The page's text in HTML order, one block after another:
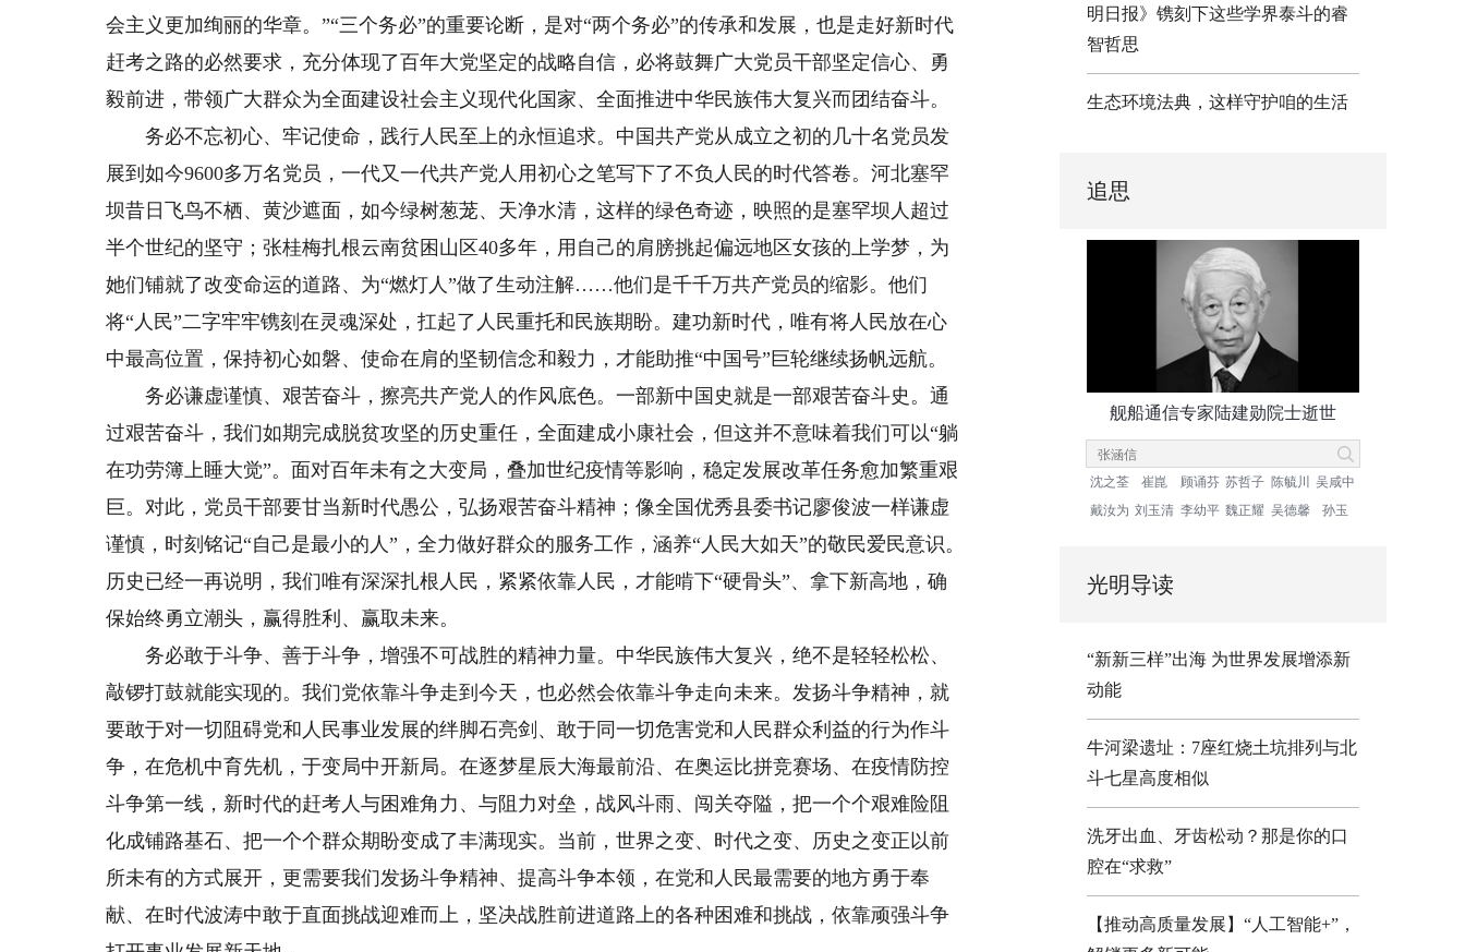
会主义更加绚丽的华章。”“三个务必”的重要论断，是对“两个务必”的传承和发展，也是走好新时代
赶考之路的必然要求，充分体现了百年大党坚定的战略自信，必将鼓舞广大党员干部坚定信心、勇
毅前进，带领广大群众为全面建设社会主义现代化国家、全面推进中华民族伟大复兴而团结奋斗。
务必不忘初心、牢记使命，践行人民至上的永恒追求。中国共产党从成立之初的几十名党员发
展到如今9600多万名党员，一代又一代共产党人用初心之笔写下了不负人民的时代答卷。河北塞罕
坝昔日飞鸟不栖、黄沙遮面，如今绿树葱茏、天净水清，这样的绿色奇迹，映照的是塞罕坝人超过
半个世纪的坚守；张桂梅扎根云南贫困山区40多年，用自己的肩膀挑起偏远地区女孩的上学梦，为
她们铺就了改变命运的道路、为“燃灯人”做了生动注解……他们是千千万共产党员的缩影。他们
将“人民”二字牢牢镌刻在灵魂深处，扛起了人民重托和民族期盼。建功新时代，唯有将人民放在心
中最高位置，保持初心如磐、使命在肩的坚韧信念和毅力，才能助推“中国号”巨轮继续扬帆远航。
务必谦虚谨慎、艰苦奋斗，擦亮共产党人的作风底色。一部新中国史就是一部艰苦奋斗史。通
过艰苦奋斗，我们如期完成脱贫攻坚的历史重任，全面建成小康社会，但这并不意味着我们可以“躺
在功劳簿上睡大觉”。面对百年未有之大变局，叠加世纪疫情等影响，稳定发展改革任务愈加繁重艰
巨。对此，党员干部要甘当新时代愚公，弘扬艰苦奋斗精神；像全国优秀县委书记廖俊波一样谦虚
谨慎，时刻铭记“自己是最小的人”，全力做好群众的服务工作，涵养“人民大如天”的敬民爱民意识。
历史已经一再说明，我们唯有深深扎根人民，紧紧依靠人民，才能啃下“硬骨头”、拿下新高地，确
保始终勇立潮头，赢得胜利、赢取未来。
务必敢于斗争、善于斗争，增强不可战胜的精神力量。中华民族伟大复兴，绝不是轻轻松松、
敲锣打鼓就能实现的。我们党依靠斗争走到今天，也必然会依靠斗争走向未来。发扬斗争精神，就
要敢于对一切阻碍党和人民事业发展的绊脚石亮剑、敢于同一切危害党和人民群众利益的行为作斗
争，在危机中育先机，于变局中开新局。在逐梦星辰大海最前沿、在奥运比拼竞赛场、在疫情防控
斗争第一线，新时代的赶考人与困难角力、与阻力对垒，战风斗雨、闯关夺隘，把一个个艰难险阻
化成铺路基石、把一个个群众期盼变成了丰满现实。当前，世界之变、时代之变、历史之变正以前
所未有的方式展开，更需要我们发扬斗争精神、提高斗争本领，在党和人民最需要的地方勇于奉
献、在时代波涛中敢于直面挑战迎难而上，坚决战胜前进道路上的各种困难和挑战，依靠顽强斗争
明日报》镌刻下这些学界泰斗的睿
智哲思
生态环境法典，这样守护咱的生活
追思
舰船通信专家陆建勋院士逝世
沈之荃 崔崑 顾诵芬 苏哲子 陈毓川
吴咸中
戴汝为 刘玉清 李幼平 魏正耀 吴德馨 孙玉
光明导读
“新新三样”出海 为世界发展增添新
动能
牛河梁遗址：7座红烧土坑排列与北
斗七星高度相似
洗牙出血、牙齿松动？那是你的口
腔在“求救”
【推动高质量发展】“人工智能+”，